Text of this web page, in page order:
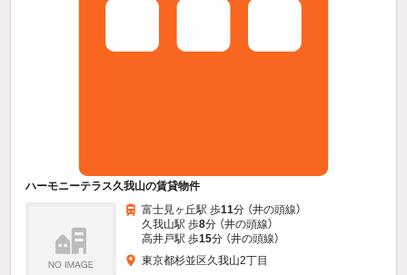
ハーモニーテラス久我山の賃貸物件
富士見ヶ丘駅 歩11分 （井の頭線）
久我山駅 歩8分 （井の頭線）
高井戸駅 歩15分 （井の頭線）
東京都杉並区久我山2丁目